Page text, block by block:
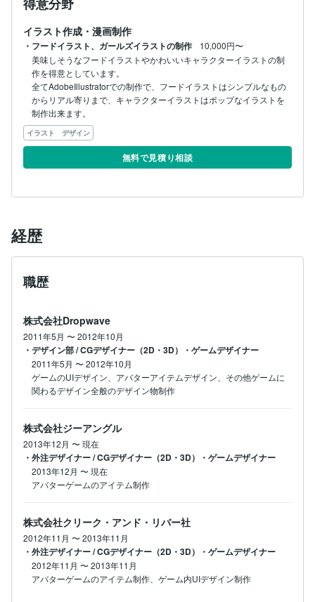
イラスト作成・漫画制作
・フードイラスト、ガールズイラストの制作
10,000円〜
美味しそうなフードイラストやかわいいキャラクターイラストの制
作を得意としています。
全てAdobeIllustratorでの制作で、フードイラストはシンプルなもの
からリアル寄りまで、キャラクターイラストはポップなイラストを
制作出来ます。
イラスト デザイン
無料で見積り相談
経歴
職歴
株式会社Dropwave
2011年5月 〜2012年10月
・デザイン部 / CGデザイナー（2D・3D）・ゲームデザイナー
2011年5月 〜2012年10月
ゲームのUIデザイン、アバターアイテムデザイン、その他ゲームに
関わるデザイン全般のデザイン物制作
株式会社ジーアングル
2013年12月 〜現在
・外注デザイナー / CGデザイナー（2D・3D）・ゲームデザイナー
2013年12月 〜現在
アバターゲームのアイテム制作
株式会社クリーク・アンド・リバー社
2012年11月 〜2013年11月
・外注デザイナー / CGデザイナー（2D・3D）・ゲームデザイナー
2012年11月 〜2013年11月
アバターゲームのアイテム制作、ゲーム内UIデザイン制作